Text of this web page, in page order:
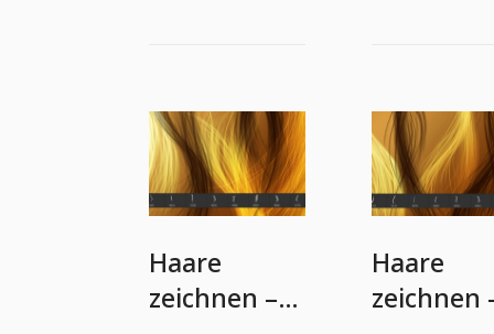
Haare
zeichnen –
Haare
zeichnen